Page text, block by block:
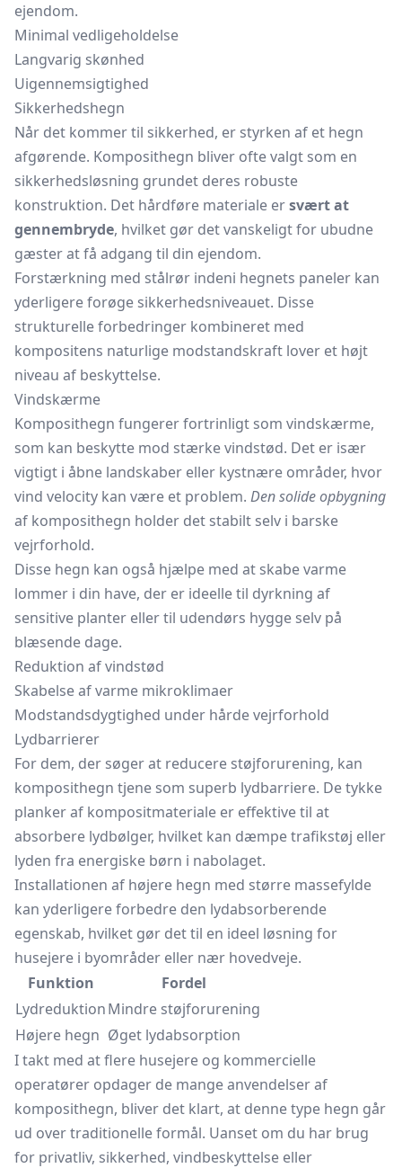
ejendom.
Minimal vedligeholdelse
Langvarig skønhed
Uigennemsigtighed
Sikkerhedshegn
Når det kommer til sikkerhed, er styrken af et hegn
afgørende. Komposithegn bliver ofte valgt som en
sikkerhedsløsning grundet deres robuste
konstruktion. Det hårdføre materiale ersvært at
gennembryde, hvilket gør det vanskeligt for ubudne
gæster at få adgang til din ejendom.
Forstærkning med stålrør indeni hegnets paneler kan
yderligere forøge sikkerhedsniveauet. Disse
strukturelle forbedringer kombineret med
kompositens naturlige modstandskraft lover et højt
niveau af beskyttelse.
Vindskærme
Komposithegn fungerer fortrinligt som vindskærme,
som kan beskytte mod stærke vindstød. Det er især
vigtigt i åbne landskaber eller kystnære områder, hvor
vind velocity kan være et problem. Den solide opbygning
af komposithegn holder det stabilt selv i barske
vejrforhold.
Disse hegn kan også hjælpe med at skabe varme
lommer i din have, der er ideelle til dyrkning af
sensitive planter eller til udendørs hygge selv på
blæsende dage.
Reduktion af vindstød
Skabelse af varme mikroklimaer
Modstandsdygtighed under hårde vejrforhold
Lydbarrierer
For dem, der søger at reducere støjforurening, kan
komposithegn tjene som superb lydbarriere. De tykke
planker af kompositmateriale er effektive til at
absorbere lydbølger, hvilket kan dæmpe trafikstøj eller
lyden fra energiske børn i nabolaget.
Installationen af højere hegn med større massefylde
kan yderligere forbedre den lydabsorberende
egenskab, hvilket gør det til en ideel løsning for
husejere i byområder eller nær hovedveje.
Funktion
Fordel
LydreduktionMindre støjforurening
Højere hegn Øget lydabsorption
I takt med at flere husejere og kommercielle
operatører opdager de mange anvendelser af
komposithegn, bliver det klart, at denne type hegn går
ud over traditionelle formål. Uanset om du har brug
for privatliv, sikkerhed, vindbeskyttelse eller